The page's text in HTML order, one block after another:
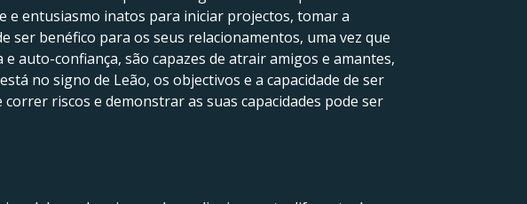
e entusiasmo inatos para iniciar projectos, tomar a
benéfico para os seus relacionamentos, uma vez que
auto-confiança, são capazes de atrair amigos e amantes,
no signo de Leão, os objectivos e a capacidade de ser
riscos e demonstrar as suas capacidades pode ser